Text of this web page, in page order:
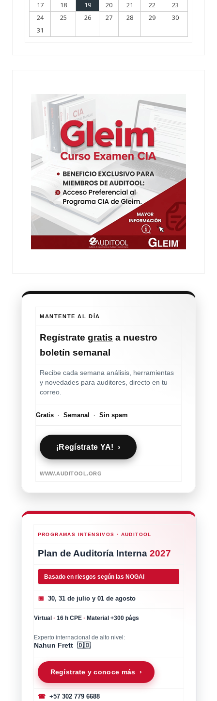
17
18 19 20 21 22
23
24
25 26 27 28 29
30
31
MANTENTE AL DÍA
Regístrate gratis a nuestro
boletín semanal
Recibe cada semana análisis, herramientas
y novedades para auditores, directo en tu
correo.
Gratis · Semanal · Sin spam
¡Regístrate YA! ›
WWW.AUDITOOL.ORG
PROGRAMAS INTENSIVOS · AUDITOOL
Plan de Auditoría Interna 2027
Basado en riesgos según las NOGAI
📅 30, 31 de julio y 01 de agosto
Virtual · 16 h CPE · Material +300 págs
Experto internacional de alto nivel:
Nahun Frett 🇩🇴
Regístrate y conoce más ›
☎+57 302 779 6688